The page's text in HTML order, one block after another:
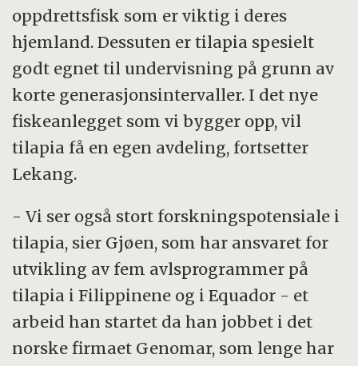
oppdrettsfisk som er viktig i deres
hjemland. Dessuten er tilapia spesielt
godt egnet til undervisning på grunn av
korte generasjonsintervaller. I det nye
fiskeanlegget som vi bygger opp, vil
tilapia få en egen avdeling, fortsetter
Lekang.
- Vi ser også stort forskningspotensiale i
tilapia, sier Gjøen, som har ansvaret for
utvikling av fem avlsprogrammer på
tilapia i Filippinene og i Equador - et
arbeid han startet da han jobbet i det
norske firmaet Genomar, som lenge har